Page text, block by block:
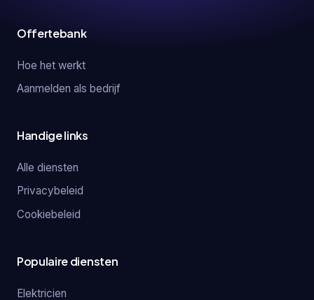
Offertebank
Hoe het werkt
Aanmelden als bedrijf
Handige links
Alle diensten
Privacybeleid
Cookiebeleid
Populaire diensten
Elektricien